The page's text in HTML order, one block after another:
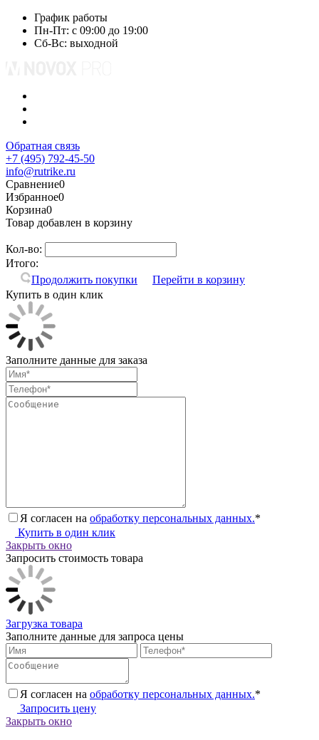
График работы
Пн-Пт: с 09:00 до 19:00
Сб-Вс: выходной
Обратная связь
+7 (495) 792-45-50
info@rutrike.ru
Сравнение0
Избранное0
Корзина0
Товар добавлен в корзину
Кол-во:
Итого:
Продолжить покупки
Перейти в корзину
Купить в один клик
Заполните данные для заказа
Я согласен на обработку персональных данных.*
Купить в один клик
Закрыть окно
Запросить стоимость товара
Загрузка товара
Заполните данные для запроса цены
Я согласен на обработку персональных данных.*
Запросить цену
Закрыть окно